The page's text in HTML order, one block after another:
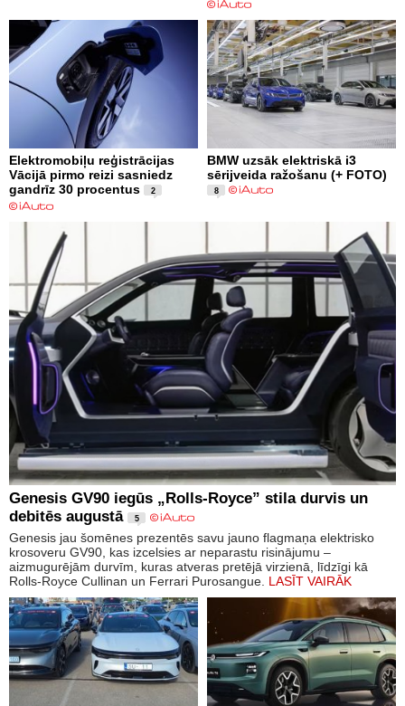
Elektromobiļu reģistrācijas
Vācijā pirmo reizi sasniedz
gandrīz 30 procentus
2
BMW uzsāk elektriskā i3
sērijveida ražošanu (+ FOTO)
8
Genesis GV90 iegūs „Rolls-Royce” stila durvis un
debitēs augustā
5
Genesis jau šomēnes prezentēs savu jauno flagmaņa elektrisko
krosoveru GV90, kas izcelsies ar neparastu risinājumu –
aizmugurējām durvīm, kuras atveras pretējā virzienā, līdzīgi kā
Rolls-Royce Cullinan un Ferrari Purosangue. LASĪT VAIRĀK